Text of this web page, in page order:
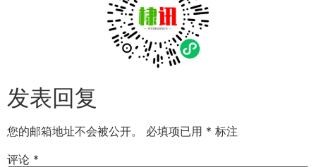
发表回复
您的邮箱地址不会被公开。 必填项已用 * 标注
评论 *